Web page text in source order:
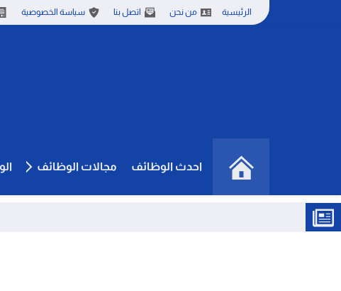
الرئيسية من نحن اتصل بنا سياسة الخصوصية
احدث الوظائف مجالات الوظائف